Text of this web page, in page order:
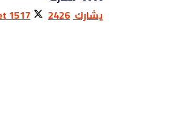
يشارك 2426
1517